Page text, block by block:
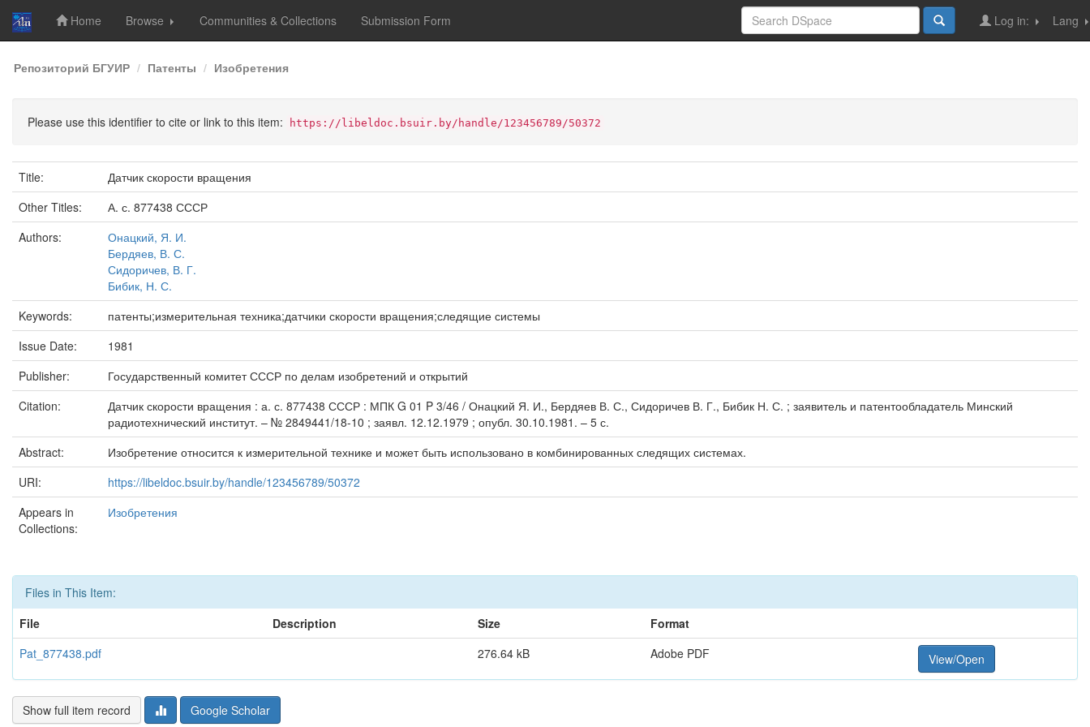
Skip
navigation
Home Browse Communities & Collections Submission Form Lang
Log in:
Репозиторий БГУИР Патенты Изобретения
Please use this identifier to cite or link to this item: https://libeldoc.bsuir.by/handle/123456789/50372
Title:
Датчик скорости вращения
Other Titles:
А. с. 877438 СССР
Authors:
Онацкий, Я. И.
Бердяев, В. С.
Сидоричев, В. Г.
Бибик, Н. С.
Keywords:
патенты;измерительная техника;датчики скорости вращения;следящие системы
Issue Date:
1981
Publisher:
Государственный комитет СССР по делам изобретений и открытий
Citation:
Датчик скорости вращения : а. с. 877438 СССР : МПК G 01 P 3/46 / Онацкий Я. И., Бердяев В. С., Сидоричев В. Г., Бибик Н. С. ; заявитель и патентообладатель Минский
радиотехнический институт. – № 2849441/18-10 ; заявл. 12.12.1979 ; опубл. 30.10.1981. – 5 с.
Abstract:
Изобретение относится к измерительной технике и может быть использовано в комбинированных следящих системах.
URI:
https://libeldoc.bsuir.by/handle/123456789/50372
Appears in
Collections:
Изобретения
Files in This Item:
File
Description Size
Format
Pat_877438.pdf
276.64 kB Adobe PDF View/Open
Show full item record Google Scholar